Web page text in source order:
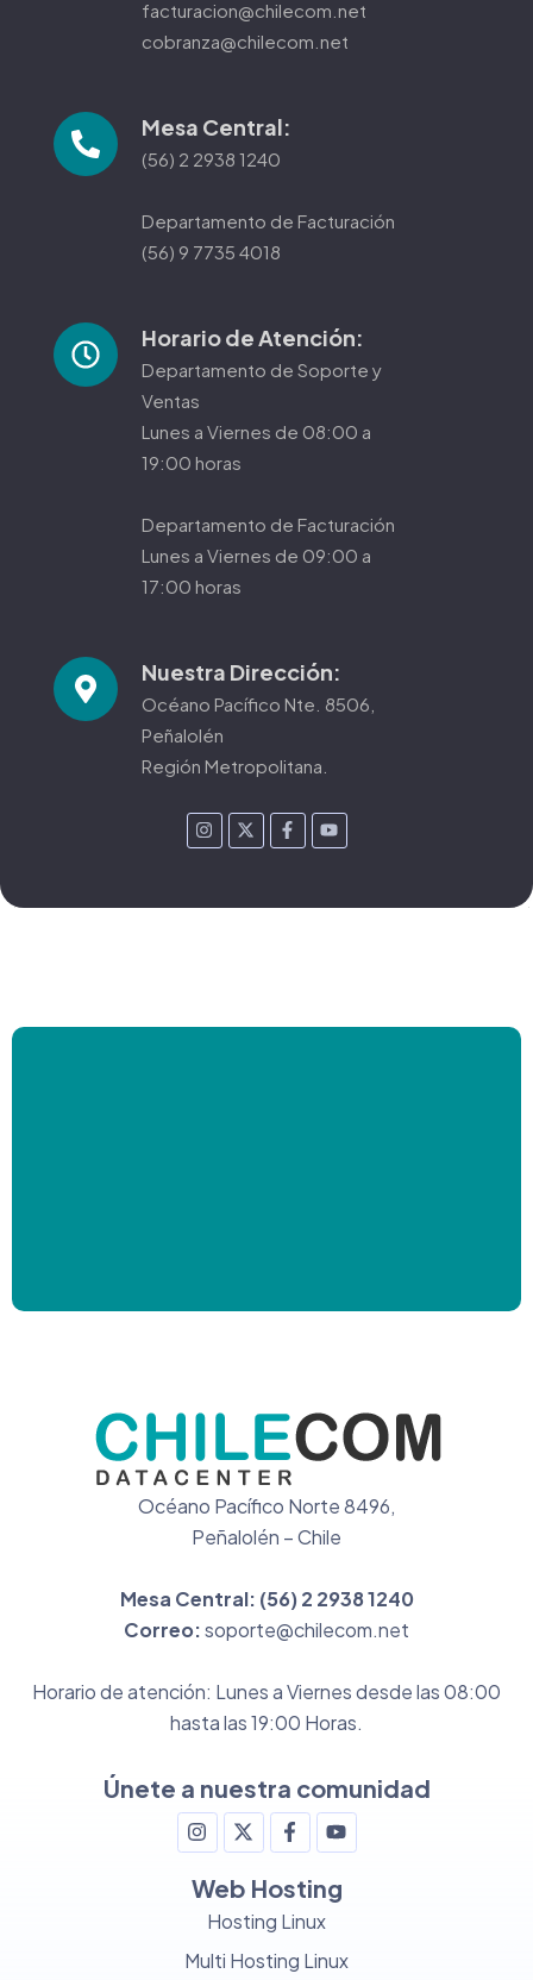
facturacion@chilecom.net
cobranza@chilecom.net
Mesa Central:
(56) 2 2938 1240
Departamento de Facturación
(56) 9 7735 4018
Horario de Atención:
Departamento de Soporte y
Ventas
Lunes a Viernes de 08:00 a
19:00 horas
Departamento de Facturación
Lunes a Viernes de 09:00 a
17:00 horas
Nuestra Dirección:
Océano Pacífico Nte. 8506,
Peñalolén
Región Metropolitana.
Océano Pacífico Norte 8496,
Peñalolén – Chile
Mesa Central: (56) 2 2938 1240
Correo:soporte@chilecom.net
Horario de atención: Lunes a Viernes desde las 08:00
hasta las 19:00 Horas.
Únete a nuestra comunidad
Web Hosting
Hosting Linux
Multi Hosting Linux